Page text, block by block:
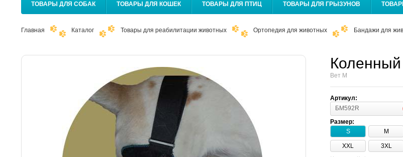
ТОВАРЫ ДЛЯ СОБАК ТОВАРЫ ДЛЯ КОШЕК ТОВАРЫ ДЛЯ ПТИЦ ТОВАРЫ ДЛЯ ГРЫЗУНОВ
Главная Каталог Товары для реабилитации животных Ортопедия для животных Бандажи для
Коленный
Вет М
Артикул:
БМ592R
Размер:
S
M
XXL 3XL